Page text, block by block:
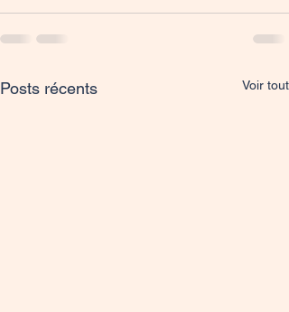
Posts récents Voir tout